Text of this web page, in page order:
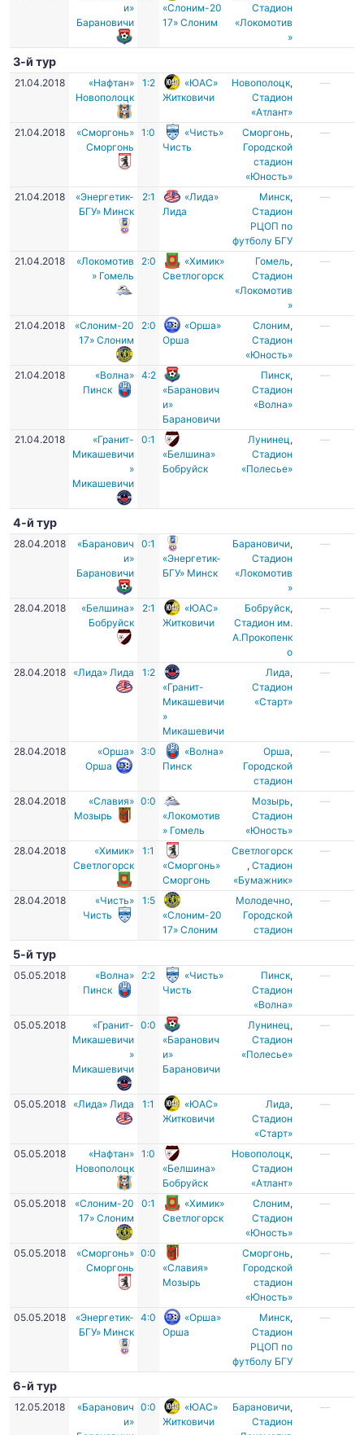
и»
Барановичи
«Слоним-20
17» Слоним
Стадион
«Локомотив
»
3-й тур
21.04.2018
«Нафтан»
Новополоцк
1:2
«ЮАС»
Житковичи
Новополоцк,
Стадион
«Атлант»
—
21.04.2018
«Сморгонь»
Сморгонь
1:0
«Чисть»
Чисть
Сморгонь,
Городской
стадион
«Юность»
—
21.04.2018
«Энергетик-
БГУ» Минск
2:1
«Лида»
Лида
Минск,
Стадион
РЦОП по
футболу БГУ
—
21.04.2018
«Локомотив
» Гомель
2:0
«Химик»
Светлогорск
Гомель,
Стадион
«Локомотив
»
—
21.04.2018
«Слоним-20
17» Слоним
2:0
«Орша»
Орша
Слоним,
Стадион
«Юность»
—
21.04.2018
«Волна»
Пинск
4:2
«Баранович
и»
Барановичи
Пинск,
Стадион
«Волна»
—
21.04.2018
«Гранит-
Микашевичи
»
Микашевичи
0:1
«Белшина»
Бобруйск
Лунинец ,
Стадион
«Полесье»
—
4-й тур
28.04.2018
«Баранович
и»
Барановичи
0:1
«Энергетик-
БГУ» Минск
Барановичи,
Стадион
«Локомотив
»
—
28.04.2018
«Белшина»
Бобруйск
2:1
«ЮАС»
Житковичи
Бобруйск,
Стадион им.
А.Прокопенк
о
—
28.04.2018 «Лида» Лида
1:2
«Гранит-
Микашевичи
»
Микашевичи
Лида,
Стадион
«Старт»
—
28.04.2018
«Орша»
Орша
3:0
«Волна»
Пинск
Орша,
Городской
стадион
—
28.04.2018
«Славия»
Мозырь
0:0
«Локомотив
» Гомель
Мозырь,
Стадион
«Юность»
—
28.04.2018
«Химик»
Светлогорск
1:1
«Сморгонь»
Сморгонь
Светлогорск
,Стадион
«Бумажник»
—
28.04.2018
«Чисть»
Чисть
1:5
«Слоним-20
17» Слоним
Молодечно,
Городской
стадион
—
5-й тур
05.05.2018
«Волна»
Пинск
2:2
«Чисть»
Чисть
Пинск,
Стадион
«Волна»
—
05.05.2018
«Гранит-
Микашевичи
»
Микашевичи
0:0
«Баранович
и»
Барановичи
Лунинец ,
Стадион
«Полесье»
—
05.05.2018 «Лида» Лида 1:1
«ЮАС»
Житковичи
Лида,
Стадион
«Старт»
—
05.05.2018
«Нафтан»
Новополоцк
1:0
«Белшина»
Бобруйск
Новополоцк,
Стадион
«Атлант»
—
05.05.2018
«Слоним-20
17» Слоним
0:1
«Химик»
Светлогорск
Слоним,
Стадион
«Юность»
—
05.05.2018
«Сморгонь»
Сморгонь
0:0
«Славия»
Мозырь
Сморгонь,
Городской
стадион
«Юность»
—
05.05.2018
«Энергетик-
БГУ» Минск
4:0
«Орша»
Орша
Минск,
Стадион
РЦОП по
футболу БГУ
—
6-й тур
12.05.2018
«Баранович
и»
0:0
«ЮАС»
Житковичи
Барановичи,
Стадион
—